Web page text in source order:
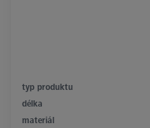
typ produktu
délka
materiál